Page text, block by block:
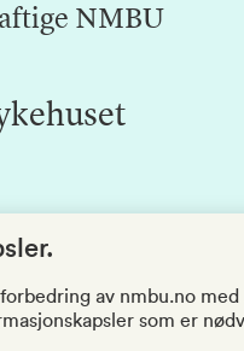
NMBU
av nmbu.no
som er